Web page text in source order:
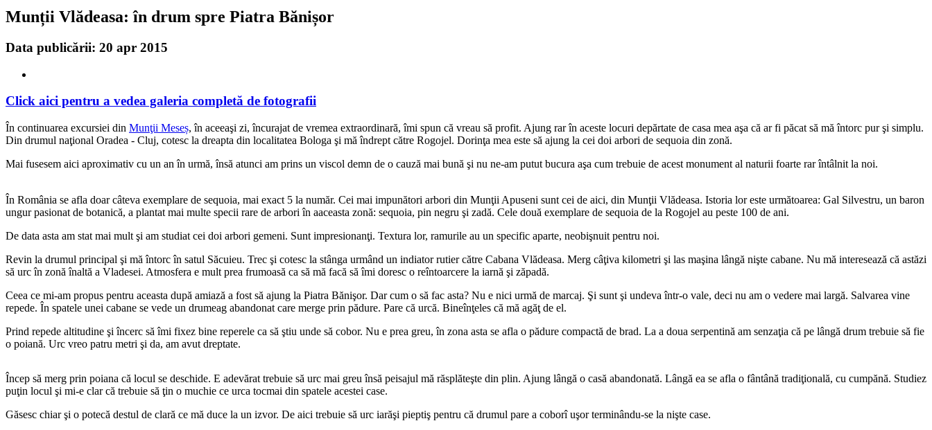
Munții Vlădeasa: în drum spre Piatra Bănișor
Data publicării: 20 apr 2015
Click aici pentru a vedea galeria completă de fotografii
În continuarea excursiei din Munţii Meseș, în aceeaşi zi, încurajat de vremea extraordinară, îmi spun că vreau să profit. Ajung rar în aceste locuri depărtate de casa mea aşa că ar fi păcat să mă întorc pur şi simplu.
Din drumul naţional Oradea - Cluj, cotesc la dreapta din localitatea Bologa şi mă îndrept către Rogojel. Dorinţa mea este să ajung la cei doi arbori de sequoia din zonă.
Mai fusesem aici aproximativ cu un an în urmă, însă atunci am prins un viscol demn de o cauză mai bună şi nu ne-am putut bucura aşa cum trebuie de acest monument al naturii foarte rar întâlnit la noi.
În România se afla doar câteva exemplare de sequoia, mai exact 5 la număr. Cei mai impunători arbori din Munţii Apuseni sunt cei de aici, din Munţii Vlădeasa. Istoria lor este următoarea: Gal Silvestru, un baron
ungur pasionat de botanică, a plantat mai multe specii rare de arbori în aaceasta zonă: sequoia, pin negru şi zadă. Cele două exemplare de sequoia de la Rogojel au peste 100 de ani.
De data asta am stat mai mult şi am studiat cei doi arbori gemeni. Sunt impresionanţi. Textura lor, ramurile au un specific aparte, neobişnuit pentru noi.
Revin la drumul principal şi mă întorc în satul Săcuieu. Trec şi cotesc la stânga urmând un indiator rutier către Cabana Vlădeasa. Merg câţiva kilometri şi las maşina lângă nişte cabane. Nu mă interesează că astăzi
să urc în zonă înaltă a Vladesei. Atmosfera e mult prea frumoasă ca să mă facă să îmi doresc o reîntoarcere la iarnă şi zăpadă.
Ceea ce mi-am propus pentru aceasta după amiază a fost să ajung la Piatra Bănişor. Dar cum o să fac asta? Nu e nici urmă de marcaj. Şi sunt şi undeva într-o vale, deci nu am o vedere mai largă. Salvarea vine
repede. În spatele unei cabane se vede un drumeag abandonat care merge prin pădure. Pare că urcă. Bineînţeles că mă agăţ de el.
Prind repede altitudine şi încerc să îmi fixez bine reperele ca să ştiu unde să cobor. Nu e prea greu, în zona asta se afla o pădure compactă de brad. La a doua serpentină am senzaţia că pe lângă drum trebuie să fie
o poiană. Urc vreo patru metri şi da, am avut dreptate.
Încep să merg prin poiana că locul se deschide. E adevărat trebuie să urc mai greu însă peisajul mă răsplăteşte din plin. Ajung lângă o casă abandonată. Lângă ea se afla o fântână tradiţională, cu cumpănă. Studiez
puţin locul şi mi-e clar că trebuie să ţin o muchie ce urca tocmai din spatele acestei case.
Găsesc chiar şi o potecă destul de clară ce mă duce la un izvor. De aici trebuie să urc iarăşi pieptiş pentru că drumul pare a coborî uşor terminându-se la nişte case.